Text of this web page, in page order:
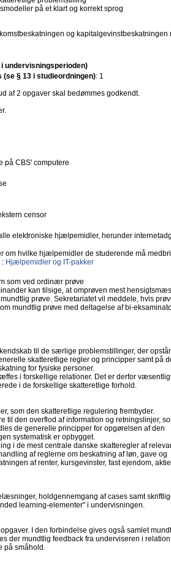
på et klart og korrekt sprog
og kapitalgevinstbeskatningen
undervisningsperioden)
§ 13 i studieordningen): 1
af 2 opgaver skal bedømmes godkendt.
på CBS' computere
censor
elektroniske hjælpemidler, herunder
om hvilke hjælpemidler de studerende må
: Hjælpemidler og IT-pakker
som ved ordinær prøve
kan tilsige, at omprøven mest
prøve. Sekretariatet vil meddele, hvis
mundtlig prøve med deltagelse af bi-
til de særlige problemstillinger, der
skatteretlige regler og principper samt på
for fysiske personer.
i forskellige relationer. Det er derfor
i de forskellige skatteretlige forhold.
som den skatteretlige regulering frembyder.
til den overflod af information og retningslinjer,
de generelle principper for opgørelsen af den
systematisk er opbygget.
i de mest centrale danske skatteregler af
af reglerne om beskatning af løn, gave og
af renter, kursgevinster, fast ejendom,
holdgennemgang af cases samt
learning-elementer" i undervisningen.
I den forbindelse gives også samlet
der mundtlig feedback fra underviseren i relation
på småhold.